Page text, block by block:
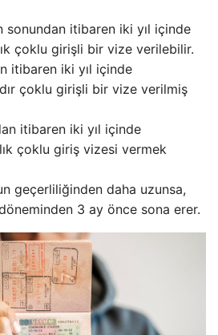
sonundan itibaren iki yıl içinde
çoklu girişli bir vize verilebilir.
itibaren iki yıl içinde
çoklu girişli bir vize verilmiş
itibaren iki yıl içinde
çoklu giriş vizesi vermek
geçerliliğinden daha uzunsa,
3 ay önce sona erer.